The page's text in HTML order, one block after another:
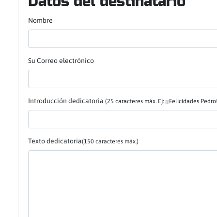
Nombre
Su Correo electrónico
Introducción dedicatoria (25 caracteres máx. Ej: ¡¡Felicidades
Texto dedicatoria(150 caracteres máx.)